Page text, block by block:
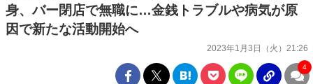
身、バー閉店で無職に…金銭トラブルや病気が原
因で新たな活動開始へ
2023年1月3日（火）21:26
4